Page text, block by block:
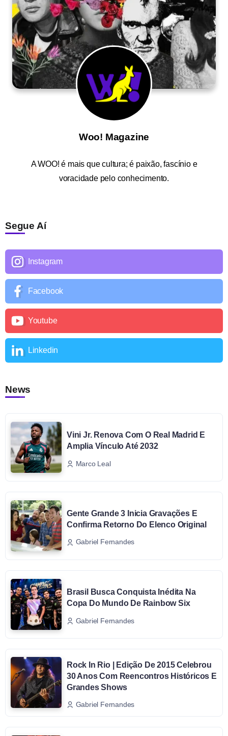
Woo! Magazine
AWOO! é mais que cultura; é paixão, fascínio e
voracidade pelo conhecimento.
Segue Aí
Instagram
Facebook
Youtube
Linkedin
News
Vini Jr. Renova Com O Real Madrid E
Amplia Vínculo Até 2032
Marco Leal
Gente Grande 3 Inicia Gravações E
Confirma Retorno Do Elenco Original
Gabriel Fernandes
Brasil Busca Conquista Inédita Na
Copa Do Mundo De Rainbow Six
Gabriel Fernandes
Rock In Rio | Edição De 2015 Celebrou
30 Anos Com Reencontros Históricos E
Grandes Shows
Gabriel Fernandes